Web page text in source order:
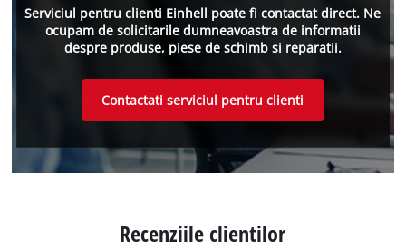
Serviciul pentru clienti Einhell poate fi contactat direct. Ne
ocupam de solicitarile dumneavoastra de informatii
despre produse, piese de schimb si reparatii.
Contactati serviciul pentru clienti
Recenziile clientilor